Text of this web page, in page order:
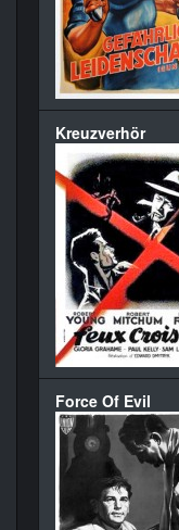
Kreuzverhör
Force Of Evil